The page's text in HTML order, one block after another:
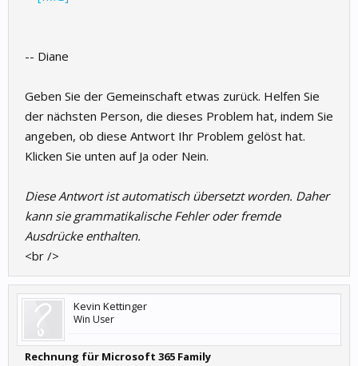
-- Diane
Geben Sie der Gemeinschaft etwas zurück. Helfen Sie
der nächsten Person, die dieses Problem hat, indem Sie
angeben, ob diese Antwort Ihr Problem gelöst hat.
Klicken Sie unten auf Ja oder Nein.
Diese Antwort ist automatisch übersetzt worden. Daher
kann sie grammatikalische Fehler oder fremde
Ausdrücke enthalten.
<br />
Kevin Kettinger
Win User
Rechnung für Microsoft 365 Family